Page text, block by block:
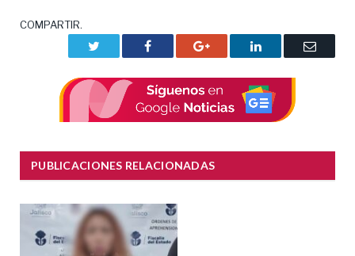
COMPARTIR.
Facebook Google+ LinkedIn
Correo
PUBLICACIONES RELACIONADAS